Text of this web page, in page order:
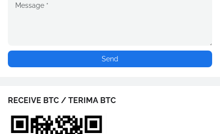
RECEIVE BTC / TERIMA BTC